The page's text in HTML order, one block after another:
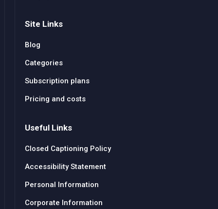
Site Links
Blog
Categories
Subscription plans
Pricing and costs
Useful Links
Closed Captioning Policy
Accessibility Statement
Personal Information
Corporate Information